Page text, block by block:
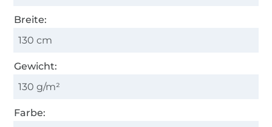
Breite:
130 cm
Gewicht:
130 g/m²
Farbe: